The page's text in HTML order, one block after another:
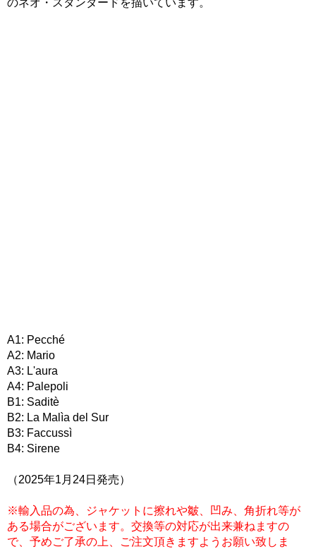
のネオ・スタンダードを描いています。
A1: Pecché
A2: Mario
A3: L'aura
A4: Palepoli
B1: Saditè
B2: La Malìa del Sur
B3: Faccussì
B4: Sirene
（2025年1月24日発売）
※輸入品の為、ジャケットに擦れや皺、凹み、角折れ等が
ある場合がございます。交換等の対応が出来兼ねますの
で、予めご了承の上、ご注文頂きますようお願い致しま